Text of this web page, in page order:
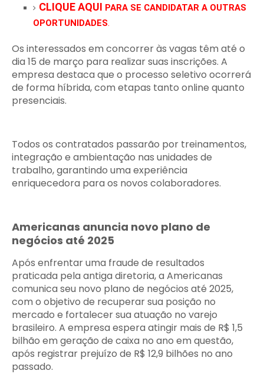
CLIQUE AQUI PARA SE CANDIDATAR A OUTRAS
OPORTUNIDADES.
Os interessados em concorrer às vagas têm até o
dia 15 de março para realizar suas inscrições. A
empresa destaca que o processo seletivo ocorrerá
de forma híbrida, com etapas tanto online quanto
presenciais.
Todos os contratados passarão por treinamentos,
integração e ambientação nas unidades de
trabalho, garantindo uma experiência
enriquecedora para os novos colaboradores.
Americanas anuncia novo plano de
negócios até 2025
Após enfrentar uma fraude de resultados
praticada pela antiga diretoria, a Americanas
comunica seu novo plano de negócios até 2025,
com o objetivo de recuperar sua posição no
mercado e fortalecer sua atuação no varejo
brasileiro. A empresa espera atingir mais de R$ 1,5
bilhão em geração de caixa no ano em questão,
após registrar prejuízo de R$ 12,9 bilhões no ano
passado.